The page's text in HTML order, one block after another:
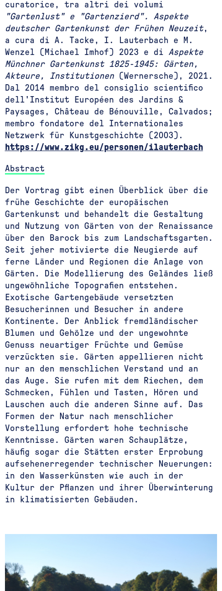
curatorice, tra altri dei volumi
"Gartenlust" e "Gartenzierd". Aspekte
deutscher Gartenkunst der Frühen Neuzeit,
a cura di A. Tacke, I. Lauterbach e M.
Wenzel (Michael Imhof) 2023 e di Aspekte
Münchner Gartenkunst 1825-1945: Gärten,
Akteure, Institutionen(Wernersche), 2021.
Dal 2014 membro del consiglio scientifico
dell'Institut Européen des Jardins &
Paysages, Château de Bénouville, Calvados;
membro fondatore del Internationales
Netzwerk für Kunstgeschichte (2003).
https://www.zikg.eu/personen/ilauterbach
Abstract
Der Vortrag gibt einen Überblick über die
frühe Geschichte der europäischen
Gartenkunst und behandelt die Gestaltung
und Nutzung von Gärten von der Renaissance
über den Barock bis zum Landschaftsgarten.
Seit jeher motivierte die Neugierde auf
ferne Länder und Regionen die Anlage von
Gärten. Die Modellierung des Geländes ließ
ungewöhnliche Topografien entstehen.
Exotische Gartengebäude versetzten
Besucherinnen und Besucher in andere
Kontinente. Der Anblick fremdländischer
Blumen und Gehölze und der ungewohnte
Genuss neuartiger Früchte und Gemüse
verzückten sie. Gärten appellieren nicht
nur an den menschlichen Verstand und an
das Auge. Sie rufen mit dem Riechen, dem
Schmecken, Fühlen und Tasten, Hören und
Lauschen auch die anderen Sinne auf. Das
Formen der Natur nach menschlicher
Vorstellung erfordert hohe technische
Kenntnisse. Gärten waren Schauplätze,
häufig sogar die Stätten erster Erprobung
aufsehenerregender technischer Neuerungen:
in den Wasserkünsten wie auch in der
Kultur der Pflanzen und ihrer Überwinterung
in klimatisierten Gebäuden.